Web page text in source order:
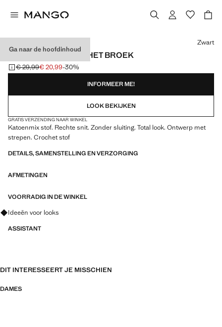
Ga naar de hoofdinhoud
GESTREEPTE CROCHET BROEK
Oorspronkelijke prijs doorgehaald [€ 29,99 ]
€ 29,99
Huidige prijs [€ 20,99 ]
€ 20,99-30%
Kies een kleur
Zwart
INFORMEER ME!
LOOK BEKIJKEN
GRATIS VERZENDING NAAR WINKEL
Katoenmix stof. Rechte snit. Zonder sluiting. Total look. Ontwerp met
strepen. Crochet stof
DETAILS, SAMENSTELLING EN VERZORGING
AFMETINGEN
VOORRADIG IN DE WINKEL
Vraag om outfitideeën, kledingstukken en trends
Ideeën voor looks
ASSISTANT
DIT INTERESSEERT JE MISSCHIEN
DAMES